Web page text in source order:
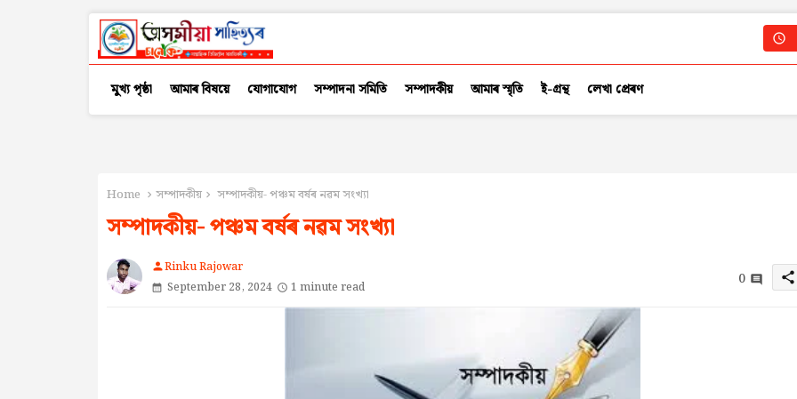
মুখ্য পৃষ্ঠা আমাৰ বিষয়ে যোগাযোগ সম্পাদনা সমিতি সম্পাদকীয় আমাৰ স্মৃতি ই-গ্ৰন্থ লেখা প্ৰেৰণ
Home সম্পাদকীয় সম্পাদকীয়- পঞ্চম বৰ্ষৰ নৱম সংখ্যা
সম্পাদকীয়- পঞ্চম বৰ্ষৰ নৱম সংখ্যা
personRinku Rajowar
September 28, 2024
1 minute read 0 share